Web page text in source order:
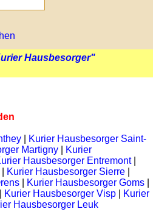
Hausbesorger"
Kurier Hausbesorger Saint-
Martigny
Kurier
Hausbesorger Entremont|
Kurier Hausbesorger Sierre
Kurier Hausbesorger Goms
Kurier Hausbesorger Visp
Kurier
Hausbesorger Leuk